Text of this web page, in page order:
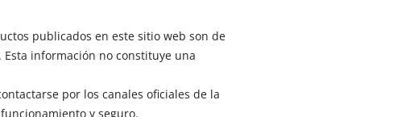
publicados en este sitio web son de
información no constituye una
por los canales oficiales de la
y seguro.